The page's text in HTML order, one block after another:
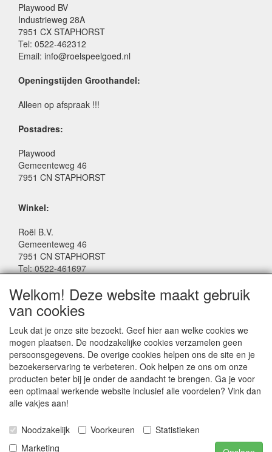
Playwood BV
Industrieweg 28A
7951 CX STAPHORST
Tel: 0522-462312
Email: info@roelspeelgoed.nl
Openingstijden Groothandel:
Alleen op afspraak !!!
Postadres:
Playwood
Gemeenteweg 46
7951 CN STAPHORST
Winkel:
Roël B.V.
Gemeenteweg 46
7951 CN STAPHORST
Tel: 0522-461697
Facebook: www.facebook.com/roelspeelgoed
Openingstijden Winkel:
Maandag t/m Vrijdag: 9:00 - 17:30
Zaterdag: 9:00 - 17:00
Donderdagavond koopavond: 19:00 - 21:00
SERVICE
Welkom! Deze website maakt gebruik
van cookies
Leuk dat je onze site bezoekt. Geef hier aan welke cookies we
mogen plaatsen. De noodzakelijke cookies verzamelen geen
persoonsgegevens. De overige cookies helpen ons de site en je
bezoekerservaring te verbeteren. Ook helpen ze ons om onze
producten beter bij je onder de aandacht te brengen. Ga je voor
een optimaal werkende website inclusief alle voordelen? Vink dan
alle vakjes aan!
Noodzakelijk Voorkeuren
Statistieken
Marketing